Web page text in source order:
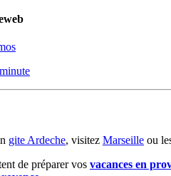
gite Ardeche, visitez Marseille ou
de préparer vos vacances en